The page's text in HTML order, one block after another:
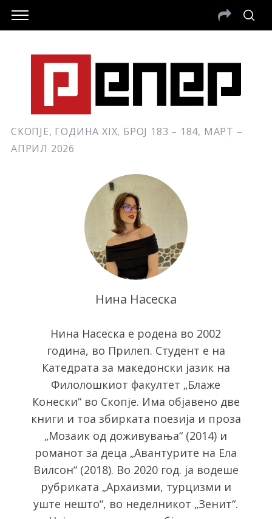
СКОПЈЕ, ГОДИНА XIX, БРОЈ 183 – 184, МАРТ –
АПРИЛ 2026
Нина Насеска
Нина Насеска е родена во 2002
година, во Прилеп. Студент е на
Катедрата за македонски јазик на
Филолошкиот факултет „Блаже
Конески“ во Скопје. Има објавено две
книги и тоа збирката поезија и проза
„Мозаик од доживувања“ (2014) и
романот за деца „Авантурите на Ела
Вилсон“ (2018). Во 2020 год. ја водеше
рубриката „Архаизми, турцизми и
уште нешто“, во неделникот „Зенит“.
S
e
a
c
h